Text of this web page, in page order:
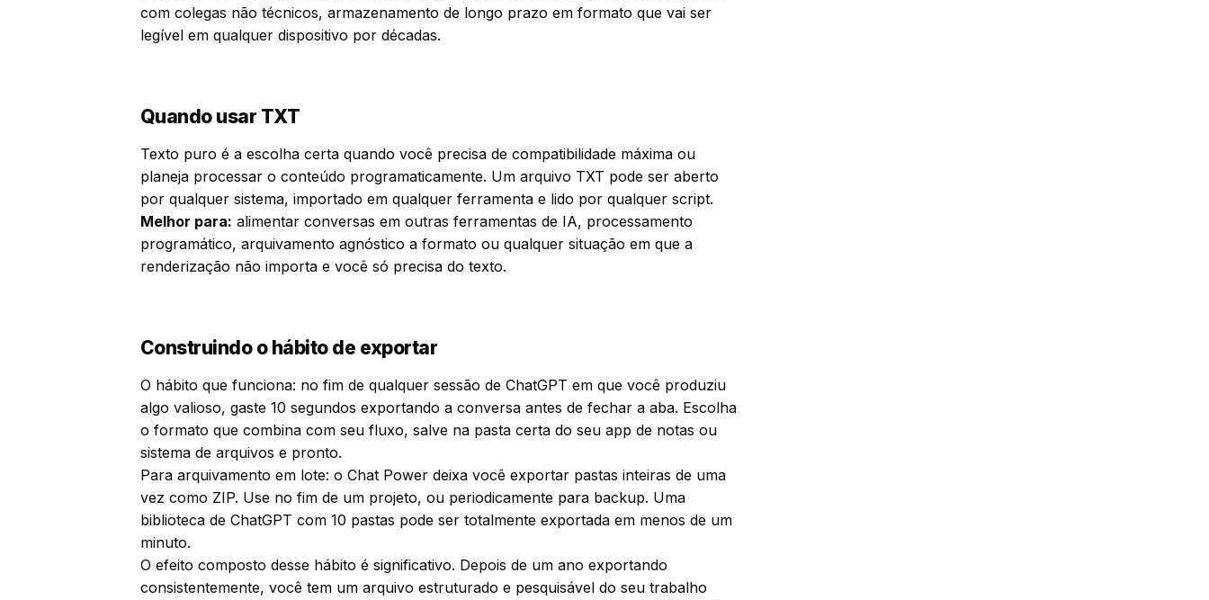
com colegas não técnicos, armazenamento de longo prazo em formato que vai ser
legível em qualquer dispositivo por décadas.
Quando usar TXT
Texto puro é a escolha certa quando você precisa de compatibilidade máxima ou
planeja processar o conteúdo programaticamente. Um arquivo TXT pode ser aberto
por qualquer sistema, importado em qualquer ferramenta e lido por qualquer script.
Melhor para: alimentar conversas em outras ferramentas de IA, processamento
programático, arquivamento agnóstico a formato ou qualquer situação em que a
renderização não importa e você só precisa do texto.
Construindo o hábito de exportar
O hábito que funciona: no fim de qualquer sessão de ChatGPT em que você produziu
algo valioso, gaste 10 segundos exportando a conversa antes de fechar a aba. Escolha
o formato que combina com seu fluxo, salve na pasta certa do seu app de notas ou
sistema de arquivos e pronto.
Para arquivamento em lote: o Chat Power deixa você exportar pastas inteiras de uma
vez como ZIP. Use no fim de um projeto, ou periodicamente para backup. Uma
biblioteca de ChatGPT com 10 pastas pode ser totalmente exportada em menos de um
minuto.
O efeito composto desse hábito é significativo. Depois de um ano exportando
consistentemente, você tem um arquivo estruturado e pesquisável do seu trabalho